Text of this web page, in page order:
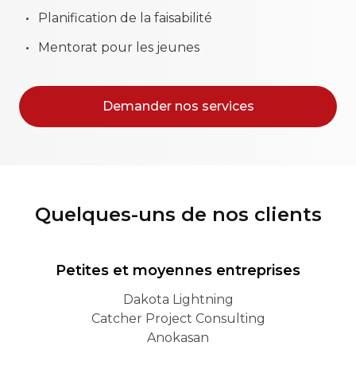
Planification de la faisabilité
Mentorat pour les jeunes
Demander nos services
Quelques-uns de nos clients
Petites et moyennes entreprises
Dakota Lightning
Catcher Project Consulting
Anokasan